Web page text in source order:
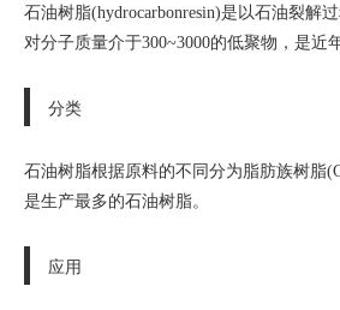
石油树脂(hydrocarbonresin)是以石油裂
对分子质量介于300~3000的低聚物，是近
分类
石油树脂根据原料的不同分为脂肪族树脂
是生产最多的石油树脂。
应用